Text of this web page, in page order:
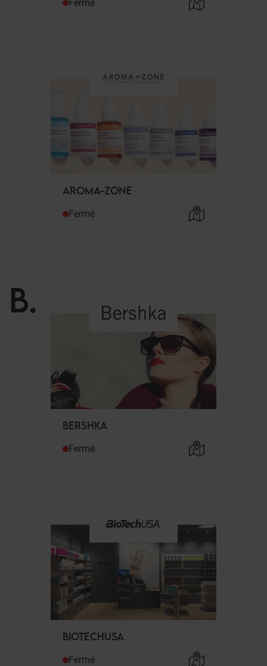
Fermé
AROMA-ZONE
Fermé
B.
BERSHKA
Fermé
BIOTECHUSA
Fermé